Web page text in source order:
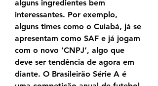
alguns ingredientes bem
interessantes. Por exemplo,
alguns times como o Cuiabá, já se
apresentam como SAF e já jogam
com o novo ‘CNPJ’, algo que
deve ser tendência de agora em
diante. O Brasileirão Série A é